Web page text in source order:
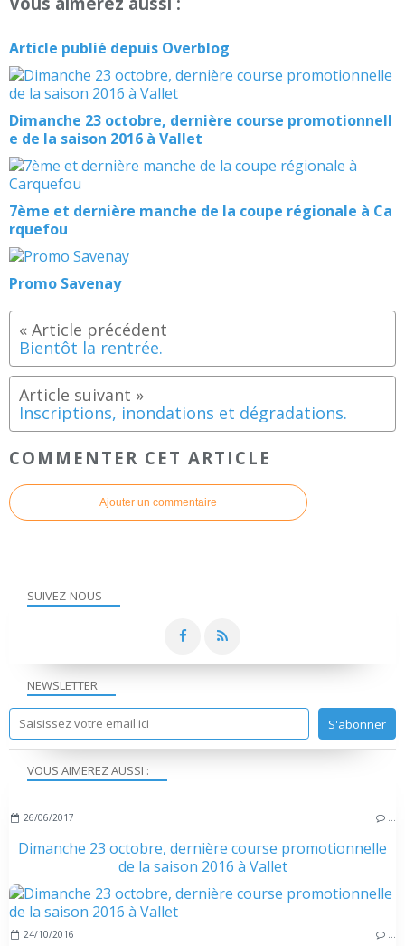
Article publié depuis Overblog
Dimanche 23 octobre, dernière course promotionnell
e de la saison 2016 à Vallet
7ème et dernière manche de la coupe régionale à Ca
rquefou
Promo Savenay
Bientôt la rentrée.
Inscriptions, inondations et dégradations.
COMMENTER CET ARTICLE
Ajouter un commentaire
NEWSLETTER
SUIVEZ-NOUS
VOUS AIMEREZ AUSSI :
26/06/2017
Dimanche 23 octobre, dernière course promotionnelle
de la saison 2016 à Vallet
24/10/2016